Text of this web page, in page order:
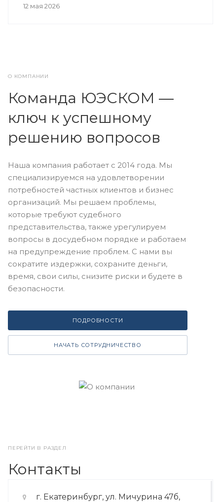
12 мая 2026
О КОМПАНИИ
Команда ЮЭСКОМ —
ключ к успешному
решению вопросов
Наша компания работает с 2014 года. Мы
специализируемся на удовлетворении
потребностей частных клиентов и бизнес
организаций. Мы решаем проблемы,
которые требуют судебного
представительства, также урегулируем
вопросы в досудебном порядке и работаем
на предупреждение проблем. С нами вы
сократите издержки, сохраните деньги,
время, свои силы, снизите риски и будете в
безопасности.
ПОДРОБНОСТИ
НАЧАТЬ СОТРУДНИЧЕСТВО
ПЕРЕЙТИ В РАЗДЕЛ
Контакты
г. Екатеринбург, ул. Мичурина 47б,